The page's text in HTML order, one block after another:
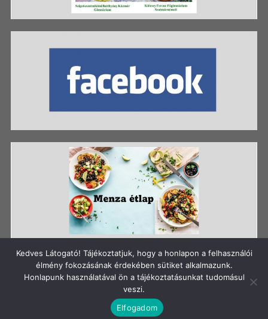
Szerzői jog: Szigetszentmiklósi Batthyány Kázmér
Gimnázium
Kedves Látogató! Tájékoztatjuk, hogy a honlapon a felhasználói
élmény fokozásának érdekében sütiket alkalmazunk.
Honlapunk használatával ön a tájékoztatásunkat tudomásul
veszi.
Elfogadom